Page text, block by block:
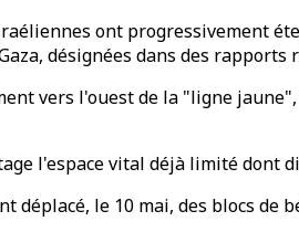
ont progressivement
désignées dans des rapports
vers l'ouest de la "ligne
l'espace vital déjà limité dont
déplacé, le 10 mai, des blocs de